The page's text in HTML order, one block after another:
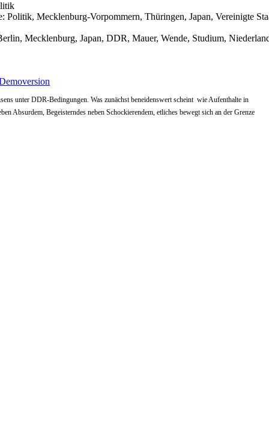
Mecklenburg-Vorpommern, Thüringen, Japan, Vereinigte
Mecklenburg, Japan, DDR, Mauer, Wende, Studium,
unter DDR-Bedingungen. Was zunächst beneidenswert scheint  wie Aufenthalte in
Absurdem, Begeisterndes neben Schockierendem, etliches bewegt sich an der Grenze